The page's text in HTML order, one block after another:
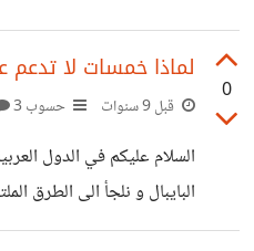
0
لماذا خمسات لا تدعم
قبل 9 سنوات حسوب I/O 3 تعليقات
السلام عليكم في الدول
البايبال و نلجأ الى الطرق
مشرفين موقع حاسوب ان